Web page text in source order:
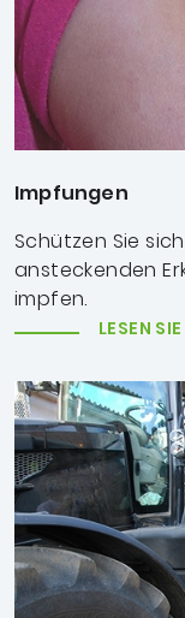
Impfungen
Schützen Sie
ansteckenden
impfen.
LESEN